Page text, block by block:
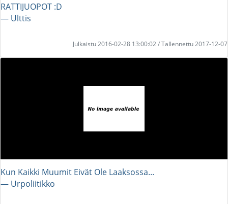
RATTIJUOPOT :D
― Ulttis
Julkaistu 2016-02-28 13:00:02 / Tallennettu 2017-12-07
Kun Kaikki Muumit Eivät Ole Laaksossa...
― Urpoliitikko